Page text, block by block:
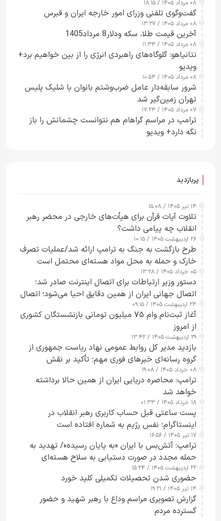
۰۸ مرداد ۱۴۰۵ / ۱۸:۱۵
گفت‌وگوی تلفنی وزرای امور خارجه ایران و قبرس
۰۸ مرداد ۱۴۰۵ / ۱۳:۲۷
آخرین قیمت طلا، سکه ودلار8 مرداد1405
۰۸ مرداد ۱۴۰۵ / ۱۱:۳۴
نتانیاهو: گلوگاه‌های راهبردی انرژی را از بین خواهیم برد+
ویدیو
۰۸ مرداد ۱۴۰۵ / ۱۰:۵۴
شرور سابقه‌دار عامل ضرب‌وشتم بانوان با شلیک پلیس
تهران زمین‌گیر شد
۰۷ مرداد ۱۴۰۵ / ۱۷:۲۴
ترامپ در مراسم گراهام هم نتوانست چشمانش را باز
نگه دارد+ ویدیو
پربازدید
۱۴ تیر ۱۴۰۵ / ۱۵:۰۸
تلاوت آیات قرآن برای هیأت‌های خارجی در محضر رهبر
انقلاب چه پیامی داشت؟
۲۶ اردیبهشت ۱۴۰۵ / ۱۰:۱۵
طرح‌ بازگشت به جنگ به ترامپ ارائه شد/عملیات تصرف
خارک و حمله به محل مواد هسته‌ای محتمل است
۰۵ خرداد ۱۴۰۵ / ۱۳:۲۸
دستور وزیر ارتباطات برای اتصال اینترنت صادر شد؛
اتصال جهانی ایران از همین دقایق احیا می‌شود؛ اتصال
کامل مردم تا ۲۴ ساعت آینده
۲۴ اردیبهشت ۱۴۰۵ / ۰۹:۱۵
آغاز ثبت‌نام وام ۷۵ میلیون تومانی بازنشستگان کشوری
از امروز
۲۹ اردیبهشت ۱۴۰۵ / ۱۳:۴۲
بازدید مدیر کل روابط عمومی نهاد ریاست جمهوری از
گروه رسانه‌ای خبرهای فوری مهم؛ تأکید بر نقش
رسانه‌های هوشمند و مسئول در ارتقای آگاهی عمومی
۰۸ خرداد ۱۴۰۵ / ۱۹:۰۸
ترامپ: محاصره دریایی ایران از همین حالا برداشته
خواهد شد
۱۸ خرداد ۱۴۰۵ / ۰۱:۳۳
پست ساعتی قبل حساب کاربری رهبر انقلاب در
اینستاگرام؛ نفس رژیم به شماره افتاده است​
۱۷ تیر ۱۴۰۵ / ۱۶:۵۶
ترامپ: آتش‌بس با ایران «به پایان رسیده»/ تهدید به
حمله مجدد در صورت دستیابی به سلاح هسته‌ای
۲۲ اردیبهشت ۱۴۰۵ / ۱۵:۲۴
حضوری شدن تحصیلات تکمیلی کلید خورد
۱۴ تیر ۱۴۰۵ / ۱۹:۲۱
گزارش تصویری مراسم وداع با رهبر شهید و حضور
گسترده مردم